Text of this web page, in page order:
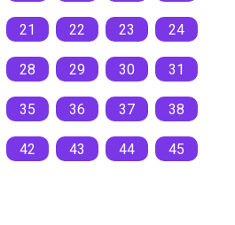
21 22 23 24
28 29 30 31
35 36 37 38
42 43 44 45